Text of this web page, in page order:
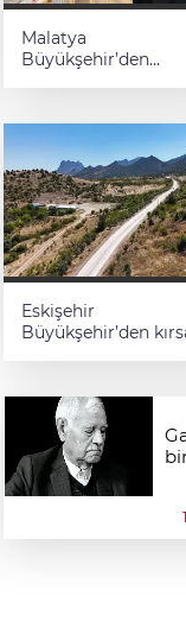
Malatya
Büyükşehir’den
Eskişehir
Büyükşehir’den
1